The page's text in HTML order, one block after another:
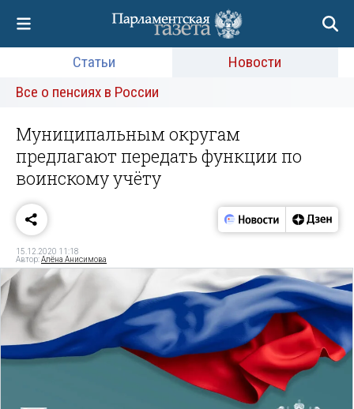
Статьи
Новости
Все о пенсиях в России
Муниципальным округам
предлагают передать функции по
воинскому учёту
15.12.2020 11:18
Автор:Алёна Анисимова